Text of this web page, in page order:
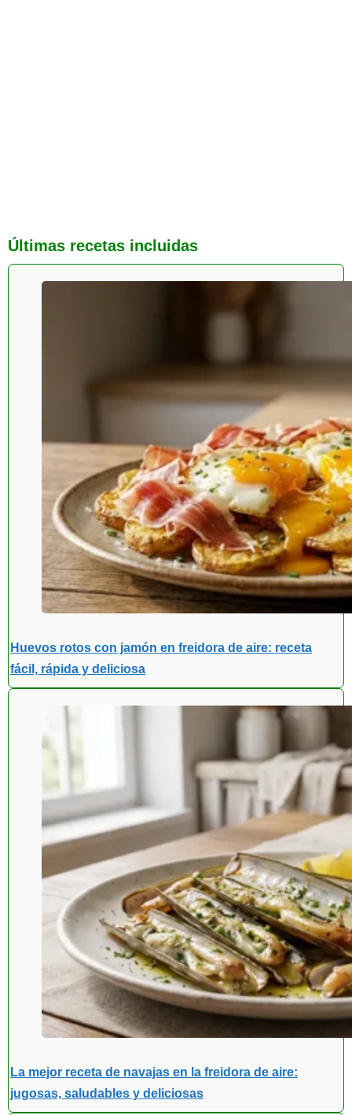
Últimas recetas incluidas
Huevos rotos con jamón en freidora de aire: receta
fácil, rápida y deliciosa
La mejor receta de navajas en la freidora de aire:
jugosas, saludables y deliciosas